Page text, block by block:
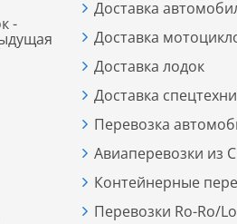
-
Доставка
Доставка
Доставка лодок
Доставка
Перевозка
Авиаперевозки из
Контейнерные
Перевозки Ro-Ro/